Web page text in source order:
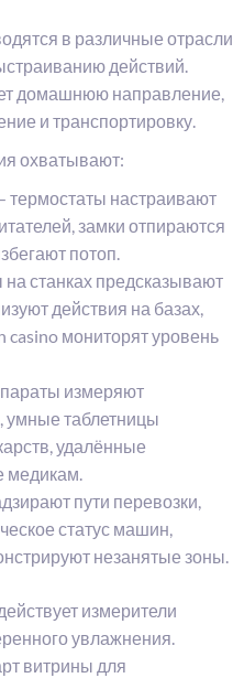
в различные отрасли
действий.
домашнюю направление,
и транспортировку.
охватывают:
настраивают
замки отпираются
потоп.
станках предсказывают
действия на базах,
мониторят уровень
измеряют
умные таблетницы
удалённые
медикам.
пути перевозки,
статус машин,
незанятые зоны.
измерители
увлажнения.
витрины для